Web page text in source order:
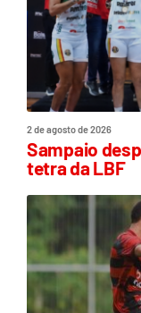
2 de agosto de 2026
Sampaio
tetra da LBF